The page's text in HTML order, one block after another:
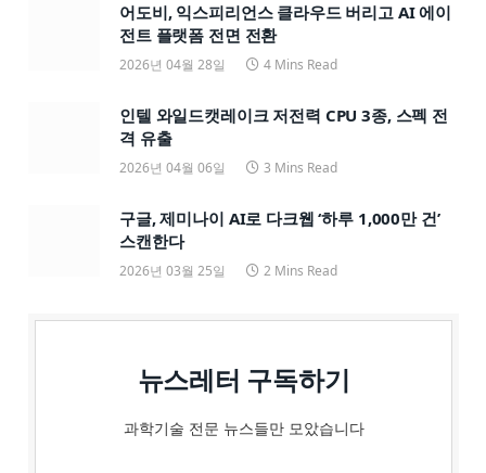
어도비, 익스피리언스 클라우드 버리고 AI 에이
전트 플랫폼 전면 전환
2026년 04월 28일 4 Mins Read
인텔 와일드캣레이크 저전력 CPU 3종, 스펙 전
격 유출
2026년 04월 06일 3 Mins Read
구글, 제미나이 AI로 다크웹 ‘하루 1,000만 건’
스캔한다
2026년 03월 25일 2 Mins Read
뉴스레터 구독하기
과학기술 전문 뉴스들만 모았습니다